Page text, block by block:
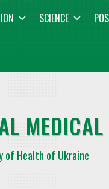
SCIENCE
of Health of Ukraine